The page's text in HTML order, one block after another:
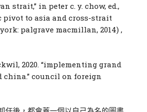
strait,” in peter c. y. chow, ed.,
pivot to asia and cross-strait
palgrave macmillan, 2014) ,
2020. “implementing grand
china.” council on foreign